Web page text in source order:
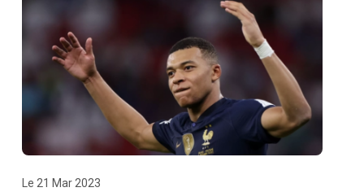
Le 21 Mar 2023